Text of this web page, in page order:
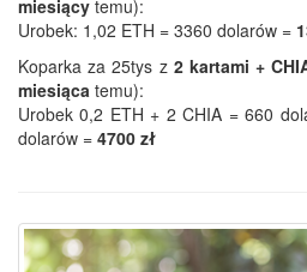
miesiący temu):
Urobek: 1,02 ETH = 3360 dolarów =
Koparka za 25tys z 2 kartami +
miesiąca temu):
Urobek 0,2 ETH + 2 CHIA = 660
dolarów = 4700 zł